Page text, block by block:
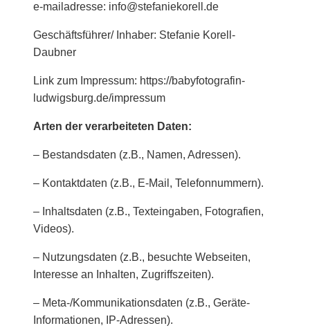
e-mailadresse: info@stefaniekorell.de
Geschäftsführer/ Inhaber: Stefanie Korell-
Daubner
Link zum Impressum: https://babyfotografin-
ludwigsburg.de/impressum
Arten der verarbeiteten Daten:
– Bestandsdaten (z.B., Namen, Adressen).
– Kontaktdaten (z.B., E-Mail, Telefonnummern).
– Inhaltsdaten (z.B., Texteingaben, Fotografien,
Videos).
– Nutzungsdaten (z.B., besuchte Webseiten,
Interesse an Inhalten, Zugriffszeiten).
– Meta-/Kommunikationsdaten (z.B., Geräte-
Informationen, IP-Adressen).